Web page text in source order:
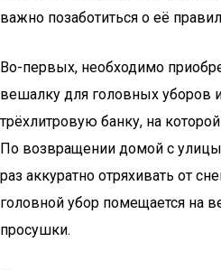
важно позаботиться о её
Во-первых, необходимо
вешалку для головных уборов
трёхлитровую банку, на
По возвращении домой с
раз аккуратно отряхивать от
головной убор помещается на
просушки.